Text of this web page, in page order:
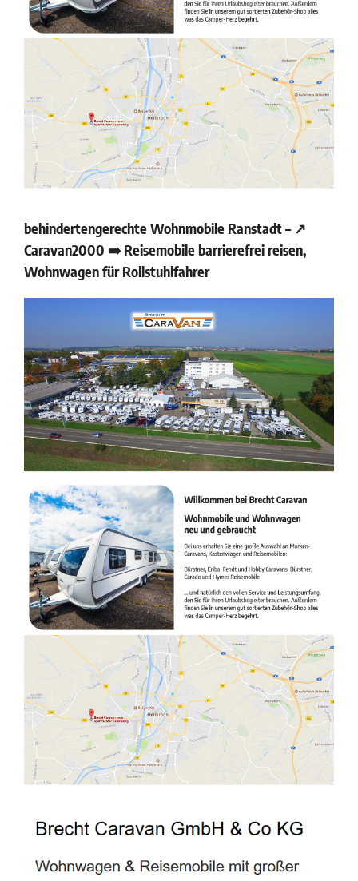
behindertengerechte Wohnmobile Ranstadt – ↗️
Caravan2000 ➡️ Reisemobile barrierefrei reisen,
Wohnwagen für Rollstuhlfahrer